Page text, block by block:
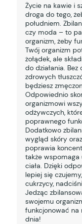
Życie na kawie i
droga do tego,
południem.
czy moda – to
organizm, żeby
Twój organizm
żołądek, ale
do działania.
zdrowych
będziesz
Odpowiednio
organizmowi
odżywczych,
poprawnego
Dodatkowo
wygląd skóry
poprawia
także wspomaga
ciała. Dzięki
lepiej się
cukrzycy,
Jedząc
swojemu
funkcjonować na
dnia!